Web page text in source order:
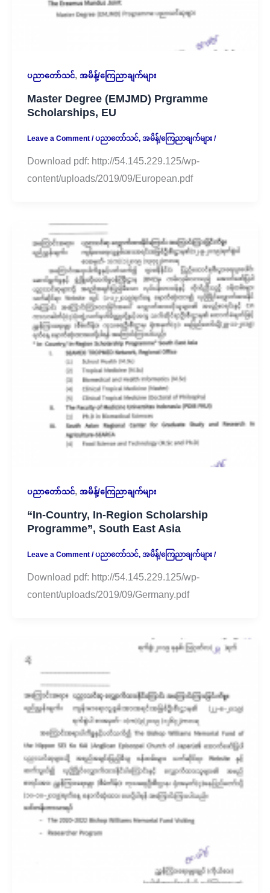
ပညာတော်သင်, အမိန့်/ကြေညာချက်များ
Master Degree (EMJMD) Prgramme
Scholarships, EU
Leave a Comment /ပညာတော်သင်, အမိန့်/ကြေညာချက်များ/
Download pdf: http://54.145.229.125/wp-
content/uploads/2019/09/European.pdf
ပညာတော်သင်, အမိန့်/ကြေညာချက်များ
“In-Country, In-Region Scholarship
Programme”, South East Asia
Leave a Comment /ပညာတော်သင်, အမိန့်/ကြေညာချက်များ/
Download pdf: http://54.145.229.125/wp-
content/uploads/2019/09/Germany.pdf